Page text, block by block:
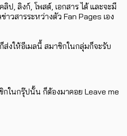
, ลิงก์, โพสต์, เอกสาร ได้ และจะมี
วสารระหว่างตัว Fan Pages เอง
ส่งให้อีเมลนี้ สมาชิกในกลุ่มก็จะรับ
ชิกในกรุ๊ปนั้น ก็ต้องมาคอย Leave me